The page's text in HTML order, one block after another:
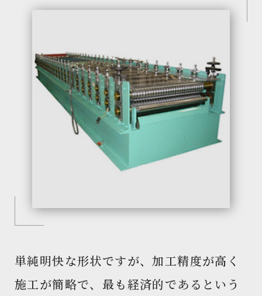
単純明快な形状ですが、加工精度が高く
施工が簡略で、最も経済的であるという